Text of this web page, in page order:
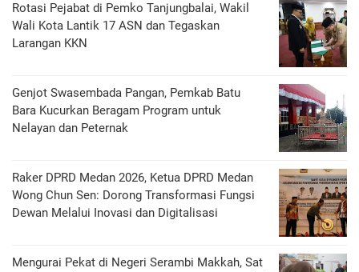
Rotasi Pejabat di Pemko Tanjungbalai, Wakil
Wali Kota Lantik 17 ASN dan Tegaskan
Larangan KKN
Genjot Swasembada Pangan, Pemkab Batu
Bara Kucurkan Beragam Program untuk
Nelayan dan Peternak
Raker DPRD Medan 2026, Ketua DPRD Medan
Wong Chun Sen: Dorong Transformasi Fungsi
Dewan Melalui Inovasi dan Digitalisasi
Mengurai Pekat di Negeri Serambi Makkah, Sat